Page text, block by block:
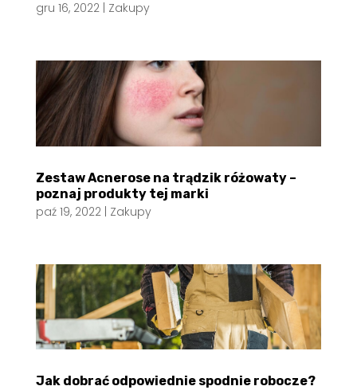
gru 16, 2022| Zakupy
Zestaw Acnerose na trądzik różowaty –
poznaj produkty tej marki
paź 19, 2022| Zakupy
Jak dobrać odpowiednie spodnie robocze?